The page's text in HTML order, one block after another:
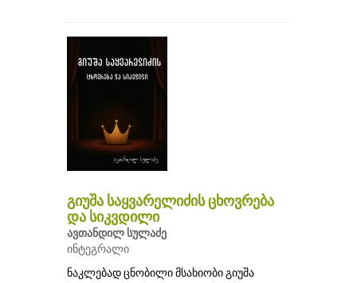
გიუშა საყვარელიძის ცხოვრება
და სიკვდილი
ავთანდილ სულაძე
ინტეგრალი
ნაკლებად ცნობილი მსახიობი გიუშა